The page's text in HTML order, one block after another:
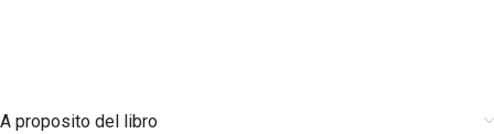
A proposito del libro